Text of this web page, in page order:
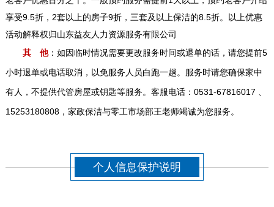
享受9.5折，2套以上的房子9折，三套及以上保洁的8.5折。以上优惠
活动解释权归山东益友人力资源服务有限公司
其 他： 如因临时情况需要更改服务时间或退单的话，请您提前5
小时退单或电话取消，以免服务人员白跑一趟。服务时请您确保家中
有人，不提供代管房屋或钥匙等服务。客服电话：0531-67816017 、
15253180808， 家政保洁与零工市场部王老师竭诚为您服务。
个人信息保护说明